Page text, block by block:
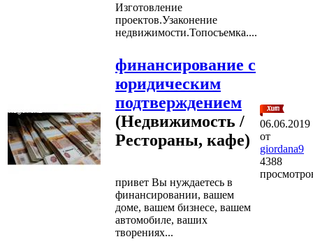
Изготовление
проектов.Узаконение
недвижимости.Топосъемка....
финансирование с
юридическим
подтверждением
(Недвижимость /
Рестораны, кафе)
привет Вы нуждаетесь в
финансировании, вашем
доме, вашем бизнесе, вашем
автомобиле, ваших
творениях...
06.06.2019
от
giordana9
4388